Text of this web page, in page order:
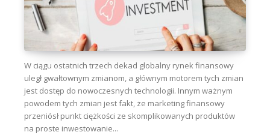
W ciągu ostatnich trzech dekad globalny rynek finansowy
uległ gwałtownym zmianom, a głównym motorem tych zmian
jest dostęp do nowoczesnych technologii. Innym ważnym
powodem tych zmian jest fakt, że marketing finansowy
przeniósł punkt ciężkości ze skomplikowanych produktów
na proste inwestowanie...